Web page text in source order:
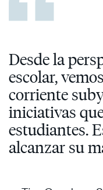
Desde la
escolar,
corriente
iniciativas
estudiantes.
alcanzar su